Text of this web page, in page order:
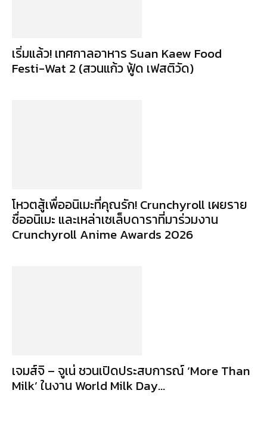
เริ่มแล้ว! เทศกาลอาหาร Suan Kaew Food
Festi-Wat 2 (สวนแก้ว ฟู้ด เฟสติวัด)
โหวตสู้เพื่ออนิเมะที่คุณรัก! Crunchyroll เผยราย
ชื่ออนิเมะ และเหล่าเซเล็บดาราที่มาร่วมงาน
Crunchyroll Anime Awards 2026
เจมส์จิ – จูเน่ ชวนเปิดประสบการณ์ ‘More Than
Milk’ ในงาน World Milk Day...